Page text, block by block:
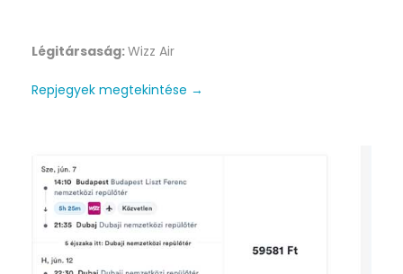
Légitársaság:Wizz Air
Repjegyek megtekintése →